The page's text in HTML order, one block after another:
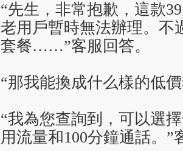
“先生，非常抱歉，這款
老用戶暫時無法辦理。不
套餐……”客服回答。
“那我能換成什么樣的低
“我為您查詢到，可以選
用流量和100分鐘通話。”